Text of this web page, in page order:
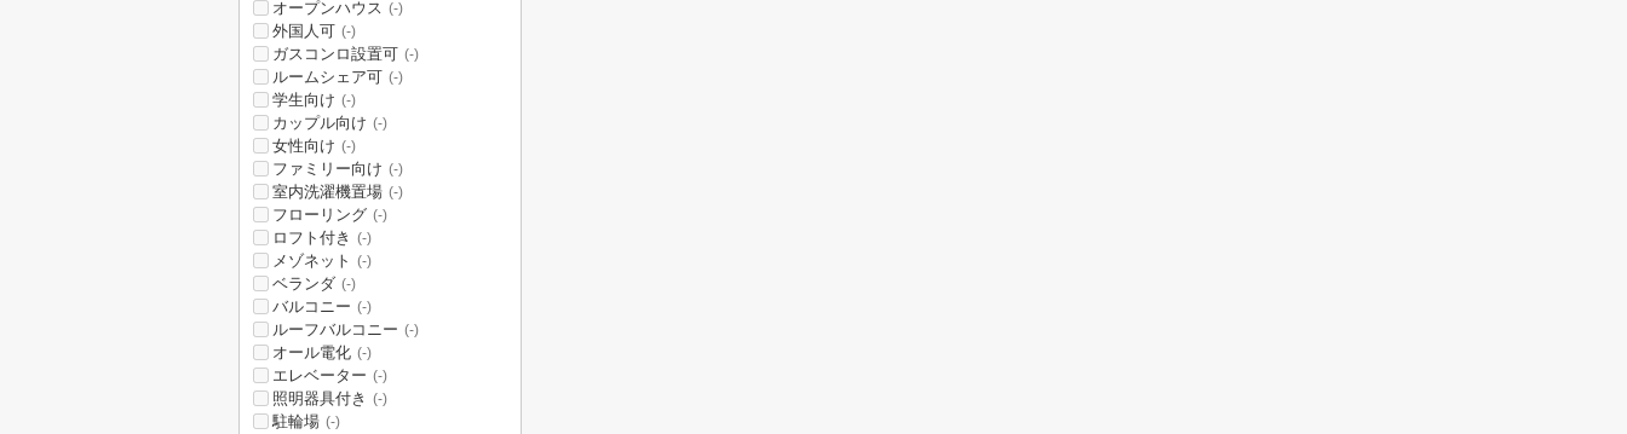
オープンハウス (-)
外国人可 (-)
ガスコンロ設置可 (-)
ルームシェア可 (-)
学生向け (-)
カップル向け (-)
女性向け (-)
ファミリー向け (-)
室内洗濯機置場 (-)
フローリング (-)
ロフト付き (-)
メゾネット (-)
ベランダ (-)
バルコニー (-)
ルーフバルコニー (-)
オール電化 (-)
エレベーター (-)
照明器具付き (-)
駐輪場 (-)